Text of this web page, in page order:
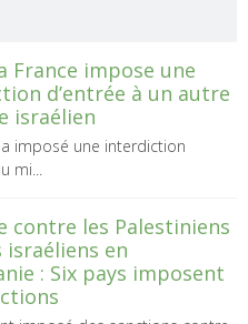
France impose une
d’entrée à un autre
israélien
a imposé une interdiction
mi...
contre les Palestiniens
israéliens en
: Six pays imposent